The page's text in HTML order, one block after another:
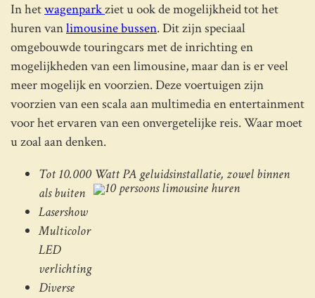
In hetwagenparkziet u ook de mogelijkheid tot het
huren vanlimousine bussen. Dit zijn speciaal
omgebouwde touringcars met de inrichting en
mogelijkheden van een limousine, maar dan is er veel
meer mogelijk en voorzien. Deze voertuigen zijn
voorzien van een scala aan multimedia en entertainment
voor het ervaren van een onvergetelijke reis. Waar moet
u zoal aan denken.
Tot 10.000 Watt PA geluidsinstallatie, zowel binnen
als buiten
Lasershow
Multicolor
LED
verlichting
Diverse